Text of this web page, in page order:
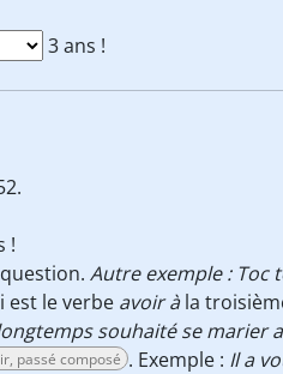
3 ans !
!
Autre exemple : Toc
est le verbe avoir àla
souhaité se marier
passé composé . Exemple : Il a